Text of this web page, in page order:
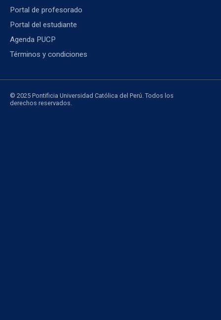
Portal de profesorado
Portal del estudiante
Agenda PUCP
Términos y condiciones
© 2025 Pontificia Universidad Católica del Perú. Todos los
derechos reservados.